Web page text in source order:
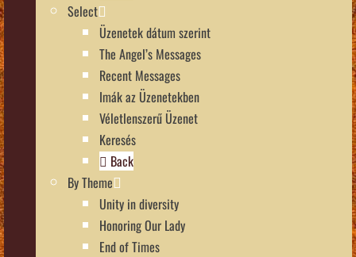
Select
Üzenetek dátum szerint
The Angel’s Messages
Recent Messages
Imák az Üzenetekben
Véletlenszerű Üzenet
Keresés
Back
By Theme
Unity in diversity
Honoring Our Lady
End of Times